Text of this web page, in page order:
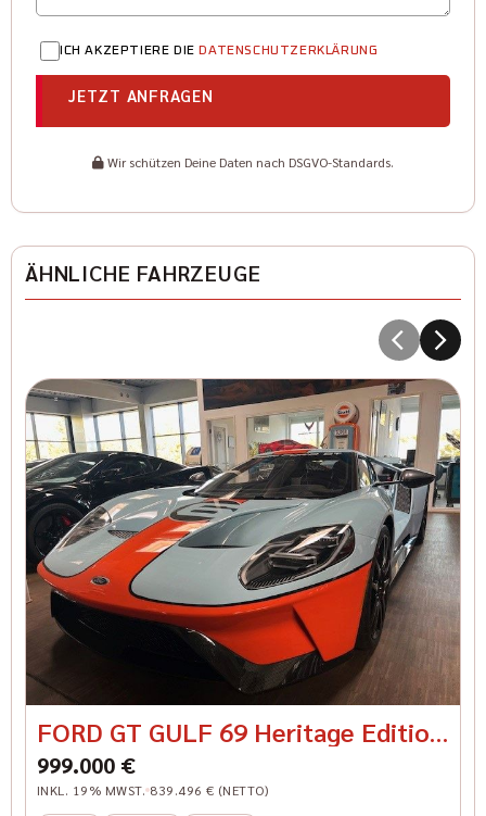
ICH AKZEPTIERE DIE DATENSCHUTZERKLÄRUNG
JETZT ANFRAGEN
Wir schützen Deine Daten nach DSGVO-Standards.
ÄHNLICHE FAHRZEUGE
FORD GT GULF 69 Heritage Edition
Carbon Felgen
999.000 €
INKL. 19% MWST. 839.496 € (NETTO)